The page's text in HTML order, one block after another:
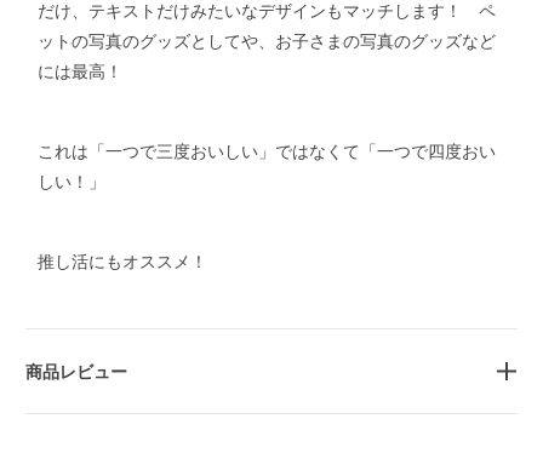
だけ、テキストだけみたいなデザインもマッチします！ ペ
ットの写真のグッズとしてや、お子さまの写真のグッズなど
には最高！
これは「一つで三度おいしい」ではなくて「一つで四度おい
しい！」
推し活にもオススメ！
商品レビュー